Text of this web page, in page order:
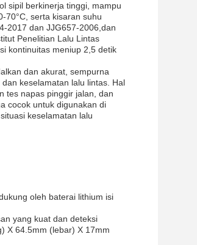
sipil berkinerja tinggi, mampu
70°C, serta kisaran suhu
2017 dan JJG657-2006,dan
Penelitian Lalu Lintas
kontinuitas meniup 2,5 detik
dan akurat, sempurna
keselamatan lalu lintas. Hal
tes napas pinggir jalan, dan
cocok untuk digunakan di
keselamatan lalu
oleh baterai lithium isi
yang kuat dan deteksi
X 64.5mm (lebar) X 17mm